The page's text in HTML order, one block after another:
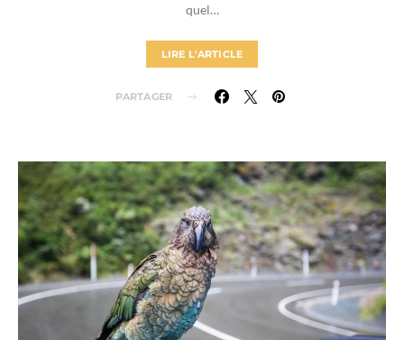
quel…
LIRE L'ARTICLE
PARTAGER